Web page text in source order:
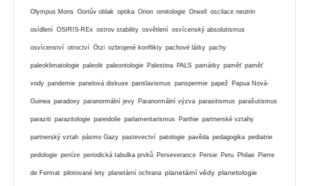
Olympus Mons Oortův oblak optika Orion ornitologie Orwell oscilace neutrin
osídlení OSIRIS-REx ostrov stability osvětlení osvícenský absolutismus
osvícenství otroctví Ötzi ozbrojené konflikty pachové látky pachy
paleoklimatologie paleolit paleontologie Palestina PALS památky paměť paměť
vody pandemie panelová diskuse panslavismus panspermie papež Papua Nová-
Guinea paradoxy paranormální jevy Paranormální výzva parasitismus parašutismus
paraziti parazitologie pareidolie parlamentarismus Parthie partnerské vztahy
partnerský vztah pásmo Gazy pastevectví patologie pavěda pedagogika pediatrie
pedologie peníze periodická tabulka prvků Perseverance Persie Peru Philae Pierre
de Fermat pilotované lety planetární ochrana planetární vědy planetologie